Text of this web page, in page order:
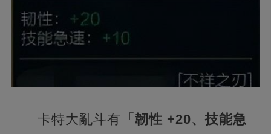
卡特大亂斗有 「韌性 +20、技能急